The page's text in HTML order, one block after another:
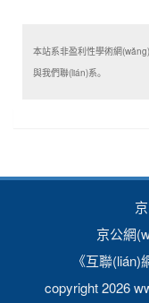
本站系非盈利性學術網
與我們聯(lián)系。
京公網
《互聯
copyright 2026